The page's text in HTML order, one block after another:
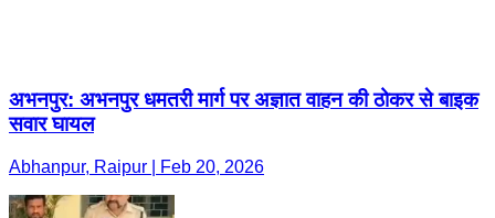
अभनपुर: अभनपुर धमतरी मार्ग पर अज्ञात वाहन की ठोकर से बाइक
सवार घायल
Abhanpur, Raipur | Feb 20, 2026